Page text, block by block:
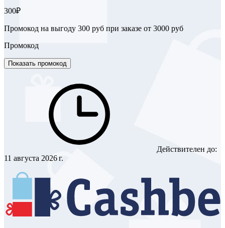
300₽
Промокод на выгоду 300 руб при заказе от 3000 руб
Промокод
Показать промокод
Действителен до:
11 августа 2026 г.